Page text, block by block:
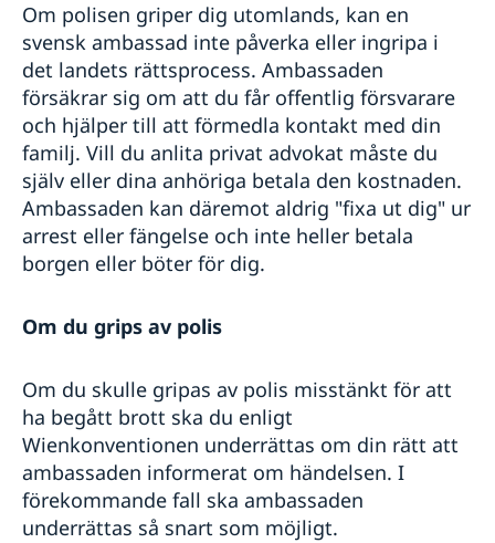
Om du blir sjuk eller råkar ut för en olycka
Dödsfall
Larmcentraler
Juridisk hjälp i utlandet
Reseinformation
Ambassadens reseinformation
Aktuella händelser
Allmänna säkerhetsläget
Terrorism
Naturförhållanden och katastrofer
Lokala lagar och sedvänjor
Trafiksäkerhet
Hälso- och sjukvård
Om polisen griper dig utomlands, kan en
svensk ambassad inte påverka eller ingripa i
det landets rättsprocess. Ambassaden
försäkrar sig om att du får offentlig försvarare
och hjälper till att förmedla kontakt med din
familj. Vill du anlita privat advokat måste du
själv eller dina anhöriga betala den kostnaden.
Ambassaden kan däremot aldrig "fixa ut dig" ur
arrest eller fängelse och inte heller betala
borgen eller böter för dig.
Om du grips av polis
Om du skulle gripas av polis misstänkt för att
ha begått brott ska du enligt
Wienkonventionen underrättas om din rätt att
ambassaden informerat om händelsen. I
förekommande fall ska ambassaden
underrättas så snart som möjligt.